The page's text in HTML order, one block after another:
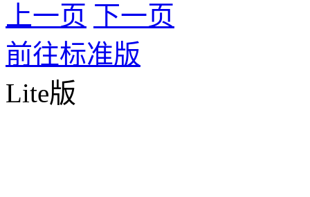
上一页 下一页
前往标准版
Lite版